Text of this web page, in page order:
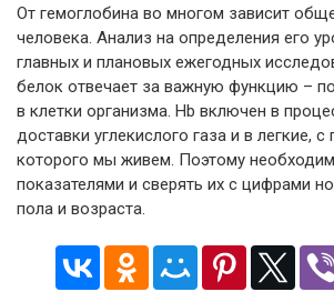
От гемоглобина во многом зависит
человека. Анализ на определения его
главных и плановых ежегодных
белок отвечает за важную функцию –
в клетки организма. Hb включен в
доставки углекислого газа и в легкие,
которого мы живем. Поэтому
показателями и сверять их с цифрами
пола и возраста.